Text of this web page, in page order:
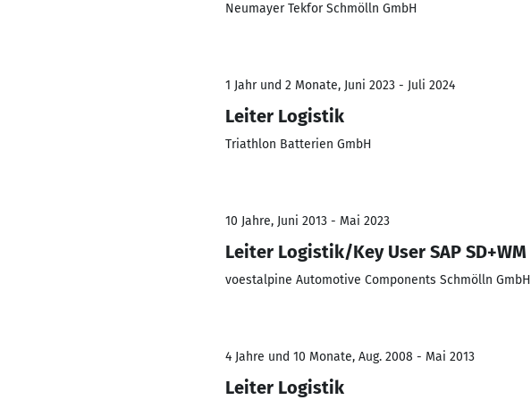
Neumayer Tekfor Schmölln GmbH
1 Jahr und 2 Monate, Juni 2023 - Juli 2024
Leiter Logistik
Triathlon Batterien GmbH
10 Jahre, Juni 2013 - Mai 2023
Leiter Logistik/Key User SAP SD+WM
voestalpine Automotive Components Schmölln GmbH
4 Jahre und 10 Monate, Aug. 2008 - Mai 2013
Leiter Logistik